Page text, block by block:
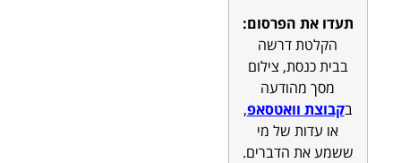
תעדו את הפרסום:
הקלטת דרשה
בבית כנסת, צילום
מסך מהודעה
בקבוצת וואטסאפ,
או עדות של מי
ששמע את הדברים.